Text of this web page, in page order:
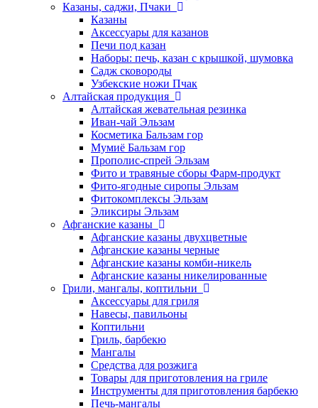
Казаны, саджи, Пчаки
Казаны
Аксессуары для казанов
Печи под казан
Наборы: печь, казан с крышкой, шумовка
Садж сковороды
Узбекские ножи Пчак
Алтайская продукция
Алтайская жевательная резинка
Иван-чай Эльзам
Косметика Бальзам гор
Мумиё Бальзам гор
Прополис-спрей Эльзам
Фито и травяные сборы Фарм-продукт
Фито-ягодные сиропы Эльзам
Фитокомплексы Эльзам
Эликсиры Эльзам
Афганские казаны
Афганские казаны двухцветные
Афганские казаны черные
Афганские казаны комби-никель
Афганские казаны никелированные
Грили, мангалы, коптильни
Аксессуары для гриля
Навесы, павильоны
Коптильни
Гриль, барбекю
Мангалы
Средства для розжига
Товары для приготовления на гриле
Инструменты для приготовления барбекю
Печь-мангалы